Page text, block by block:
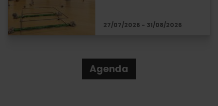
27/07/2026 - 31/08/2026
Agenda